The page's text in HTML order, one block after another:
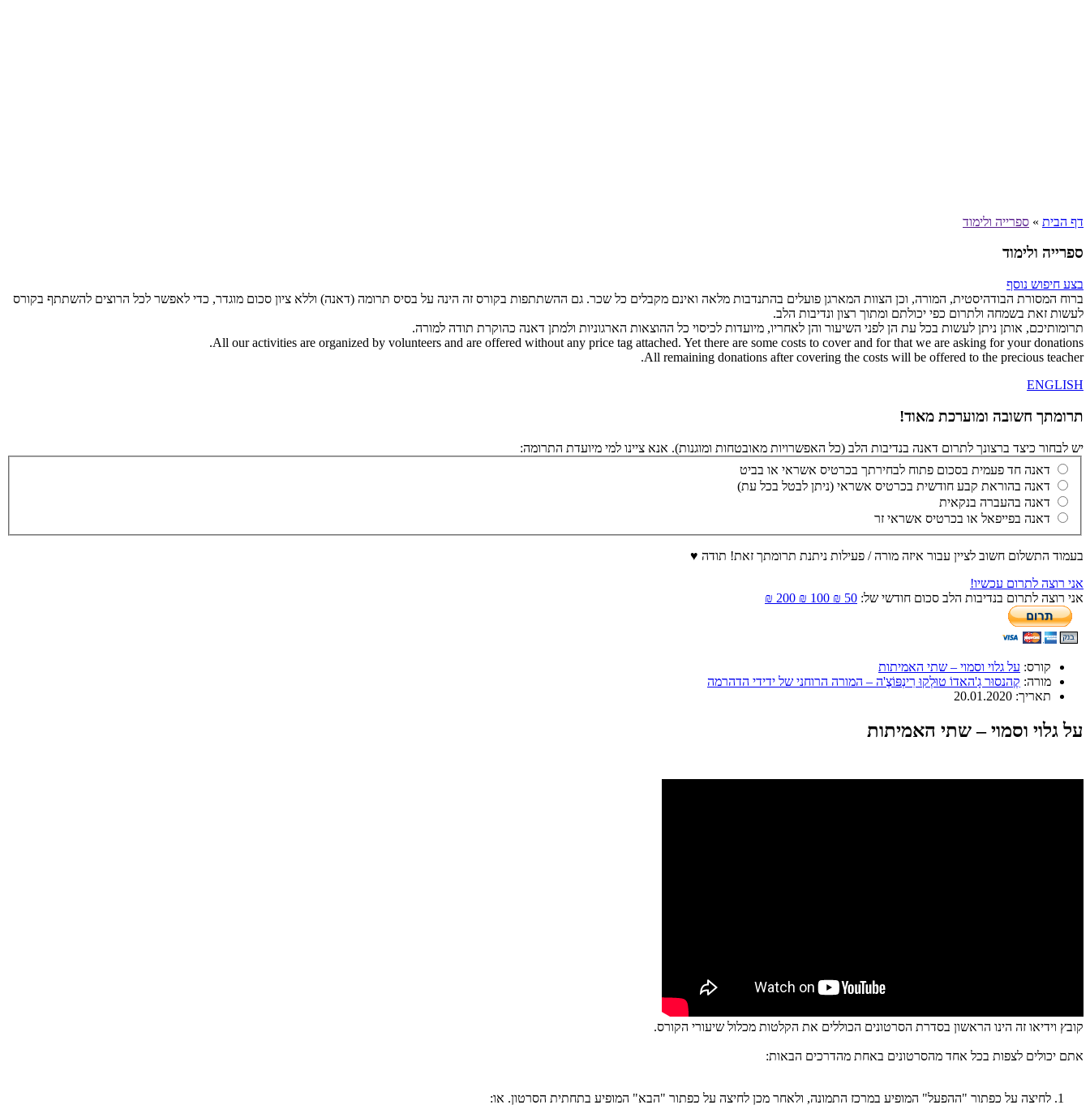
דף הבית » ספרייה ולימוד
ספרייה ולימוד
בצע חיפוש נוסף
ברוח המסורת הבודהיסטית, המורה, וכן הצוות המארגן פועלים בהתנדבות מלאה ואינם מקבלים כל שכר. גם ההשתתפות בקורס זה הינה על בסיס תרומה (דאנה) וללא ציון סכום מוגדר, כדי לאפשר לכל הרוצים להשתתף בקורס
לעשות זאת בשמחה ולתרום כפי יכולתם ומתוך רצון ונדיבות הלב.
תרומותיכם, אותן ניתן לעשות בכל עת הן לפני השיעור והן לאחריו, מיועדות לכיסוי כל ההוצאות הארגוניות ולמתן דאנה כהוקרת תודה למורה.
All our activities are organized by volunteers and are offered without any price tag attached. Yet there are some costs to cover and for that we are asking for your donations.
All remaining donations after covering the costs will be offered to the precious teacher.
ENGLISH
תרומתך חשובה ומוערכת מאוד!
יש לבחור כיצד ברצונך לתרום דאנה בנדיבות הלב (כל האפשרויות מאובטחות ומוגנות). אנא ציינו למי מיועדת התרומה:
דאנה חד פעמית בסכום פתוח לבחירתך בכרטיס אשראי או בביט
דאנה בהוראת קבע חודשית בכרטיס אשראי (ניתן לבטל בכל עת)
דאנה בהעברה בנקאית
דאנה בפייפאל או בכרטיס אשראי זר
בעמוד התשלום חשוב לציין עבור איזה מורה / פעילות ניתנת תרומתך זאת! תודה ♥
אני רוצה לתרום עכשיו!
אני רוצה לתרום בנדיבות הלב סכום חודשי של: 50 ₪
100 ₪
200 ₪
קורס: על גלוי וסמוי – שתי האמיתות
מורה: קֶהנסוּר גָ'האדוֹ טוּלְקוּ רִינְפּוֹצֶ'ה – המורה הרוחני של ידידי הדהרמה
תאריך:
על גלוי וסמוי – שתי האמיתות
קובץ וידיאו זה הינו הראשון בסדרת הסרטונים הכוללים את הקלטות מכלול שיעורי הקורס.
אתם יכולים לצפות בכל אחד מהסרטונים באחת מהדרכים הבאות:
לחיצה על כפתור "ההפעל" המופיע במרכז התמונה, ולאחר מכן לחיצה על כפתור "הבא" המופיע בתחתית הסרטון. או: